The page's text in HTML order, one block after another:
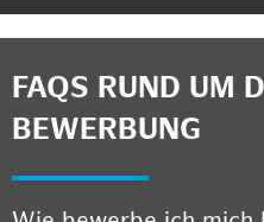
FAQS RUND UM
BEWERBUNG